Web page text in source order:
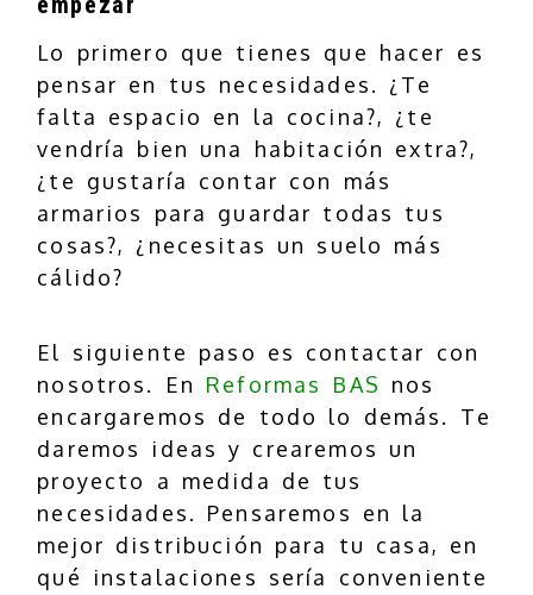
Lo primero que tienes que hacer es
pensar en tus necesidades. ¿Te
falta espacio en la cocina?, ¿te
vendría bien una habitación extra?,
¿te gustaría contar con más
armarios para guardar todas tus
cosas?, ¿necesitas un suelo más
cálido?
El siguiente paso es contactar con
nosotros. En Reformas BAS nos
encargaremos de todo lo demás. Te
daremos ideas y crearemos un
proyecto a medida de tus
necesidades. Pensaremos en la
mejor distribución para tu casa, en
qué instalaciones sería conveniente